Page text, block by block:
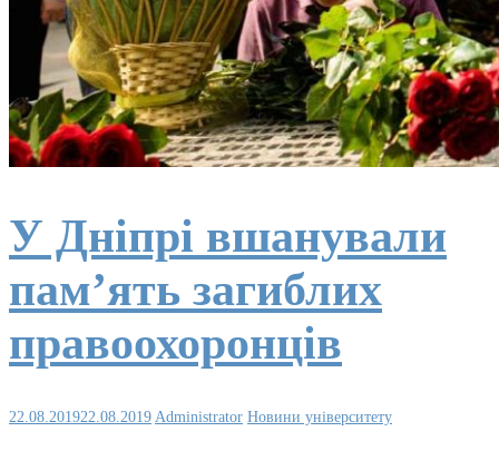
У Дніпрі вшанували
пам’ять загиблих
правоохоронців
22.08.201922.08.2019 Administrator Новини університету